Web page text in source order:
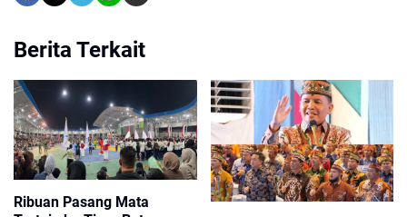
Berita Terkait
Ribuan Pasang Mata